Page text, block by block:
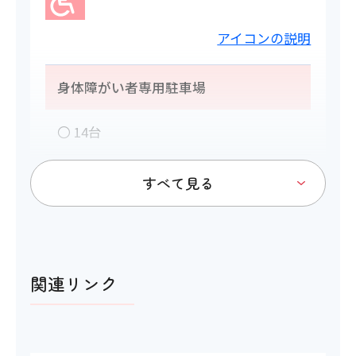
アイコンの説明
身体障がい者専用駐車場
〇 14台
トイレ
関連リンク